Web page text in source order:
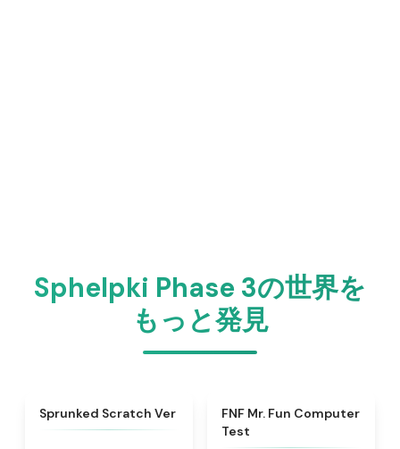
Sphelpki Phase 3の世界を
もっと発見
★4.4
Sprunked Scratch Ver ★4.9
FNF Mr. Fun Computer
Test